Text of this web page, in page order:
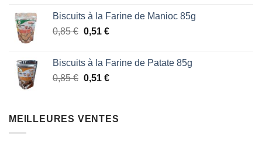
initial
était :
actuel
est :
Biscuits à la Farine de Manioc 85g
0,85€ Le
était :
0,85 €.
0,51 €Le
est :
0,51 €.
Biscuits à la Farine de Patate 85g
0,85€ Le
était :
0,51 €Le
est :
MEILLEURES VENTES